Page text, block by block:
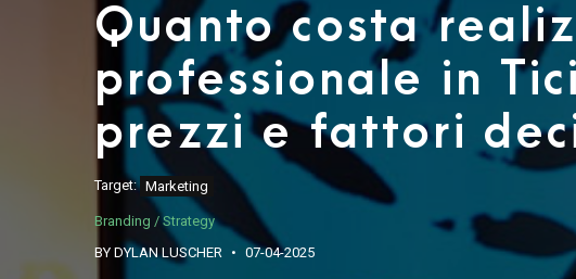
Quanto costa
professionale in
prezzi e fattori
Target: Marketing
Branding / Strategy
BY DYLAN LUSCHER
07-04-2025